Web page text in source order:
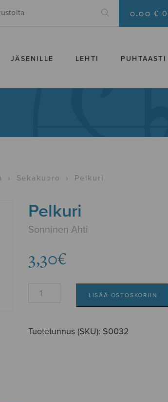
0.00 €
JÄSENILLE LEHTI PUHTAASTI
› Sekakuoro › Pelkuri
Pelkuri
Sonninen Ahti
3,30€
Pelkuri
LISÄÄ OSTOSKORIIN
Tuotetunnus (SKU): S0032